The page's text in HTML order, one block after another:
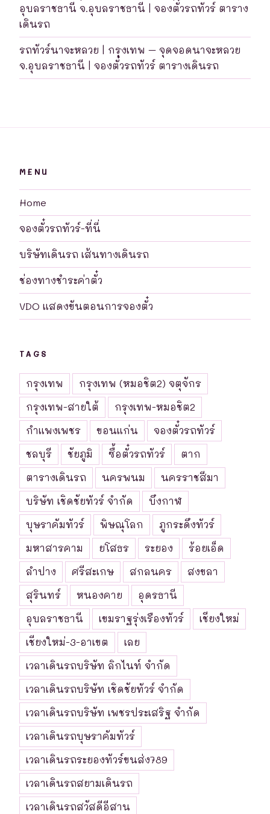
อุบลราชธานี จ.อุบลราชธานี | จองตั๋วรถทัวร์ ตาราง
เดินรถ
รถทัวร์นาจะหลวย | กรุงเทพ – จุดจอดนาจะหลวย
จ.อุบลราชธานี | จองตั๋วรถทัวร์ ตารางเดินรถ
MENU
Home
จองตั๋วรถทัวร์-ที่นี่
บริษัทเดินรถ เส้นทางเดินรถ
ช่องทางชำระค่าตั๋ว
VDO แสดงขันตอนการจองตั๋ว
TAGS
กรุงเทพ
กรุงเทพ (หมอชิต2) จตุจักร
กรุงเทพ-สายใต้
กรุงเทพ-หมอชิต2
กำแพงเพชร
ขอนแก่น
จองตั๋วรถทัวร์
ชลบุรี
ชัยภูมิ ซื้อตั๋วรถทัวร์
ตาก
ตารางเดินรถ
นครพนม
นครราชสีมา
บริษัท เชิดชัยทัวร์ จำกัด
บึงกาฬ
บุษราคัมทัวร์
พิษณุโลก
ภูกระดึงทัวร์
มหาสารคาม
ยโสธร ระยอง
ร้อยเอ็ด
ลำปาง
ศรีสะเกษ สกลนคร
สงขลา
สุรินทร์
หนองคาย
อุดรธานี
อุบลราชธานี
เขมราฐรุ่งเรืองทัวร์
เชียงใหม่
เชียงใหม่-3-อาเขต
เลย
เวลาเดินรถบริษัท ลิกไนท์ จำกัด
เวลาเดินรถบริษัท เชิดชัยทัวร์ จำกัด
เวลาเดินรถบริษัท เพชรประเสริฐ จำกัด
เวลาเดินรถบุษราคัมทัวร์
เวลาเดินรถระยองทัวร์ขนส่ง789
เวลาเดินรถสยามเดินรถ
เวลาเดินรถสวัสดีอีสาน